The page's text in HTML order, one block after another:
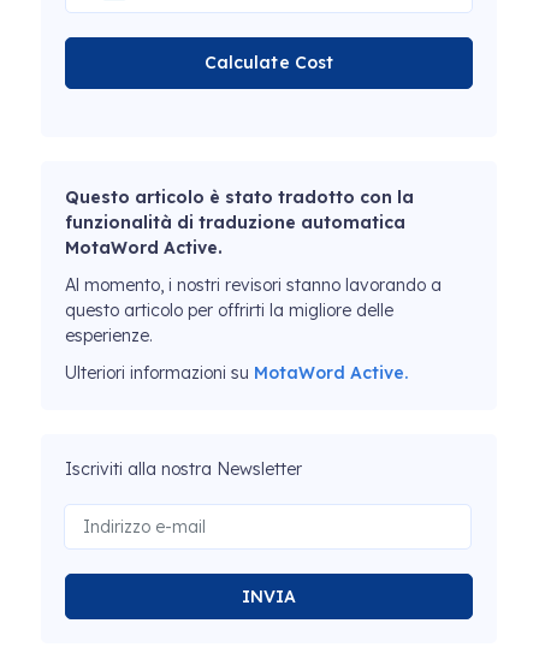
Calculate Cost
Questo articolo è stato tradotto con la
funzionalità di traduzione automatica
MotaWord Active.
Al momento, i nostri revisori stanno lavorando a
questo articolo per offrirti la migliore delle
esperienze.
Ulteriori informazioni su MotaWord Active.
Iscriviti alla nostra Newsletter
INVIA